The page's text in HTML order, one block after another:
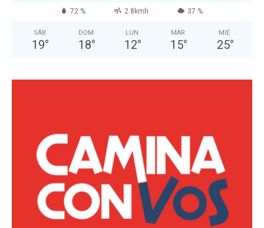
72 % 2.8kmh 37 %
SÁB
19°
DOM
18°
LUN
12°
MAR
15°
MIÉ
25°